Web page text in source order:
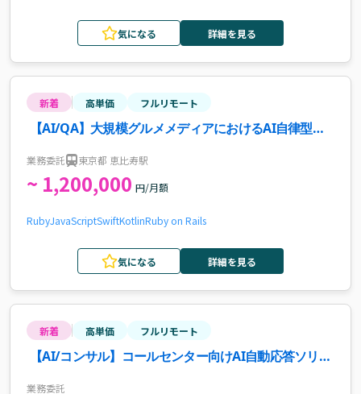
気になる 詳細を見る
新着 高単価 フルリモート
【AI/QA】大規模グルメメディアにおけるAI自律型品
業務委託 東京都 恵比寿駅
~ 1,200,000 円/月額
RubyJavaScriptSwiftKotlinRuby on Rails
気になる 詳細を見る
新着 高単価 フルリモート
【AI/コンサル】コールセンター向けAI自動応答ソリュ
業務委託